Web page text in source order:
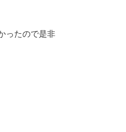
ったので是非